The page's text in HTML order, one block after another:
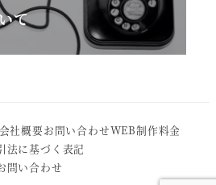
て
会社概要お問い合わせWEB制作料金
法に基づく表記
問い合わせ